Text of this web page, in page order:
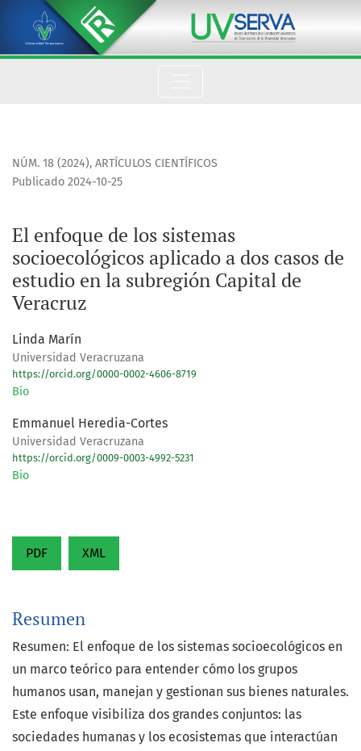
El enfoque de los sistemas socioecológicos aplicado a dos
NÚM. 18 (2024), ARTÍCULOS CIENTÍFICOS
El enfoque de los sistemas
socioecológicos aplicado a dos casos de
estudio en la subregión Capital de
Veracruz
Publicado 2024-10-25
Linda Marín
Universidad Veracruzana
https://orcid.org/0000-0002-4606-8719
Bio
Emmanuel Heredia-Cortes
Universidad Veracruzana
https://orcid.org/0009-0003-4992-5231
Bio
PDF XML
Resumen
Resumen: El enfoque de los sistemas socioecológicos en
un marco teórico para entender cómo los grupos
humanos usan, manejan y gestionan sus bienes naturales.
Este enfoque visibiliza dos grandes conjuntos: las
sociedades humanas y los ecosistemas que interactúan